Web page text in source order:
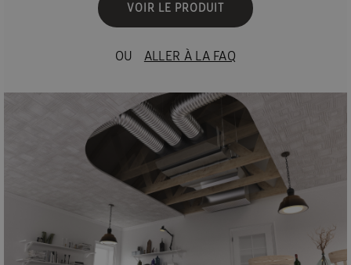
VOIR LE PRODUIT
OU ALLER À LA FAQ